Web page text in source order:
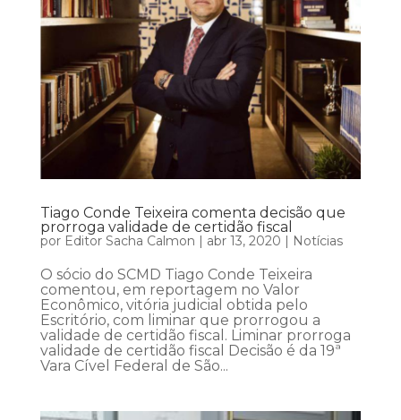
Tiago Conde Teixeira comenta decisão que
prorroga validade de certidão fiscal
por Editor Sacha Calmon | abr 13, 2020 | Notícias
O sócio do SCMD Tiago Conde Teixeira
comentou, em reportagem no Valor
Econômico, vitória judicial obtida pelo
Escritório, com liminar que prorrogou a
validade de certidão fiscal. Liminar prorroga
validade de certidão fiscal Decisão é da 19ª
Vara Cível Federal de São...